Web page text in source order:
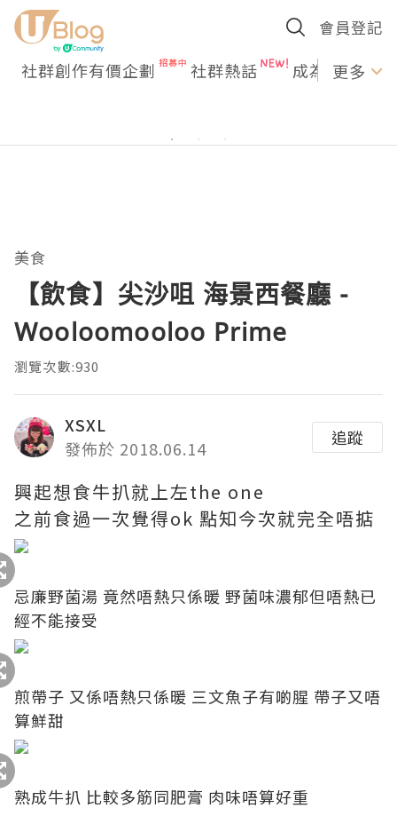
會員登記
社群創作有價企劃 社群熱話 成為U更多
美食
【飲食】尖沙咀 海景西餐廳 -
Wooloomooloo Prime
瀏覽次數:930
XSXL
發佈於 2018.06.14
追蹤
興起想食牛扒就上左the one
之前食過一次覺得ok 點知今次就完全唔掂
忌廉野菌湯 竟然唔熱只係暖 野菌味濃郁但唔熱已
經不能接受
煎帶子 又係唔熱只係暖 三文魚子有啲腥 帶子又唔
算鮮甜
熟成牛扒 比較多筋同肥膏 肉味唔算好重